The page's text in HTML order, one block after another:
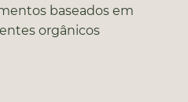
baseados em
orgânicos